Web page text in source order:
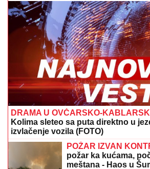
LUKASOVA
VIKTORIJA JE BAŠ
sestrom Sofijom
Ponosna mama
puno joj srce
SELO DUHOVA
DESTINACIJA:
masovno dolaze da